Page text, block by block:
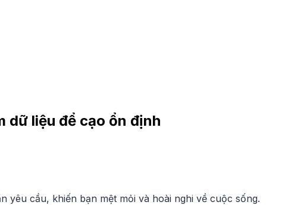
dữ liệu để cạo ổn định
yêu cầu, khiến bạn mệt mỏi và hoài nghi về cuộc sống.